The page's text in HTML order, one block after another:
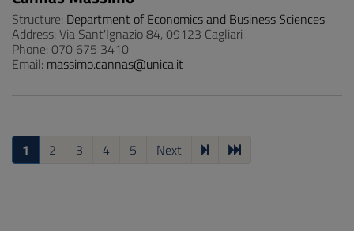
Structure: Department of Economics and Business Sciences
Address: Via Sant'Ignazio 84, 09123 Cagliari
Phone: 070 675 3410
Email: massimo.cannas@unica.it
1 2 3 4 5 Next